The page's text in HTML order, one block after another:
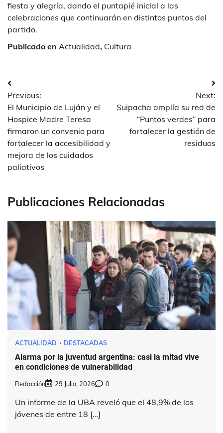
fiesta y alegría, dando el puntapié inicial a las
celebraciones que continuarán en distintos puntos del
partido.
Publicado en Actualidad, Cultura
Navegación
de
entradas
Previous:
El Municipio de Luján y el
Hospice Madre Teresa
firmaron un convenio para
fortalecer la accesibilidad y
mejora de los cuidados
paliativos
Next:
Suipacha amplía su red de
“Puntos verdes” para
fortalecer la gestión de
residuos
Publicaciones Relacionadas
ACTUALIDAD DESTACADAS
Alarma por la juventud argentina: casi la mitad vive
en condiciones de vulnerabilidad
Redacción 29 Julio, 2026 0
Un informe de la UBA reveló que el 48,9% de los
jóvenes de entre 18 […]